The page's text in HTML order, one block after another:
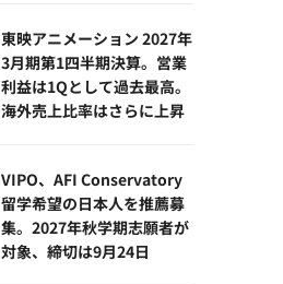
東映アニメーション 2027年
3月期第1四半期決算。営業
利益は1Qとして過去最高。
海外売上比率はさらに上昇
VIPO、AFI Conservatory
留学希望の日本人を推薦募
集。2027年秋学期志願者が
対象、締切は9月24日